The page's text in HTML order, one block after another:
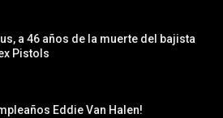
a 46 años de la muerte del bajista
Pistols
Eddie Van Halen!